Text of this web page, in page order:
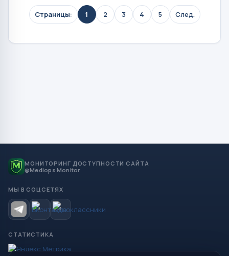
Страницы: 1 2 3 4 5 След.
МОНИТОРИНГ ДОСТУПНОСТИ САЙТА
@Mediops Monitor
МЫ В СОЦСЕТЯХ
СТАТИСТИКА